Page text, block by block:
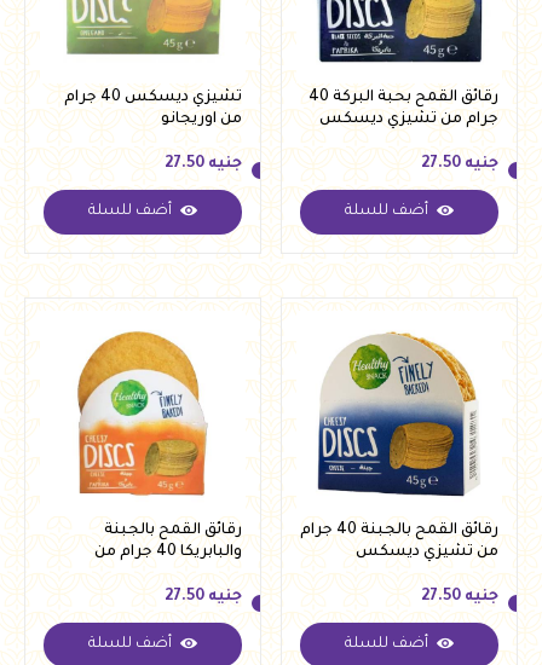
رقائق القمح بحبة البركة 40
جرام من تشيزي ديسكس
جنيه
جنيه 27.50
أضف للسلة
تشيزي ديسكس 40 جرام
من اوريجانو
جنيه
جنيه 27.50
أضف للسلة
رقائق القمح بالجبنة 40 جرام
من تشيزي ديسكس
جنيه
جنيه 27.50
أضف للسلة
رقائق القمح بالجبنة
والبابريكا 40 جرام من
تشيزي ديسكس
جنيه
جنيه 27.50
أضف للسلة